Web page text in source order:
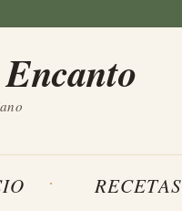
Encanto
RECETAS